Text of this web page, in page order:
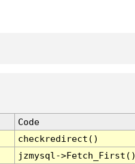
Code
checkredirect()
jzmysql-